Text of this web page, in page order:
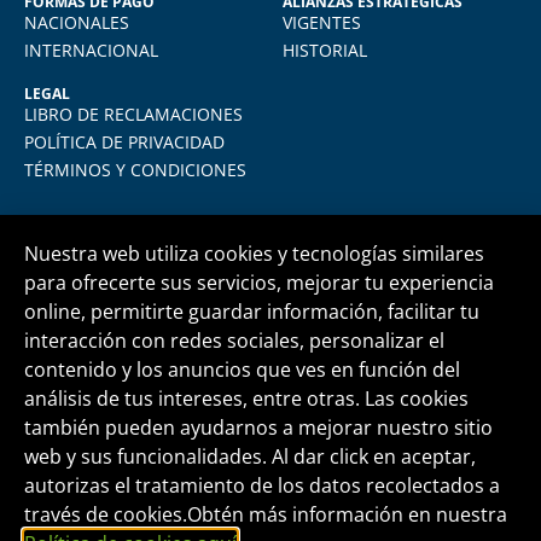
NACIONALES
INTERNACIONAL
VIGENTES
HISTORIAL
LEGAL
LIBRO DE RECLAMACIONES
POLÍTICA DE PRIVACIDAD
TÉRMINOS Y CONDICIONES
Central telefónica+51 1 500 6133
informes@fide.edu.pe
Edificio T-Tower Of. 2004 | Av. Rivera Navarrete
Nuestra web utiliza cookies y tecnologías similares
para ofrecerte sus servicios, mejorar tu experiencia
online, permitirte guardar información, facilitar tu
interacción con redes sociales, personalizar el
contenido y los anuncios que ves en función del
análisis de tus intereses, entre otras. Las cookies
también pueden ayudarnos a mejorar nuestro sitio
web y sus funcionalidades. Al dar click en aceptar,
autorizas el tratamiento de los datos recolectados a
través de cookies.Obtén más información en nuestra